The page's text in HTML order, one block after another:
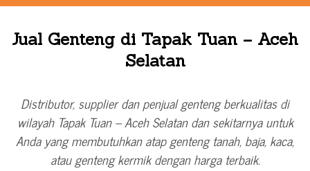
Jual Genteng di Tapak Tuan – Aceh
Selatan
Distributor, supplier dan penjual genteng berkualitas di
wilayah Tapak Tuan – Aceh Selatan dan sekitarnya untuk
Anda yang membutuhkan atap genteng tanah, baja, kaca,
atau genteng kermik dengan harga terbaik.